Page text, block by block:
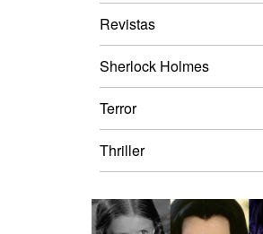
Revistas
Sherlock Holmes
Terror
Thriller